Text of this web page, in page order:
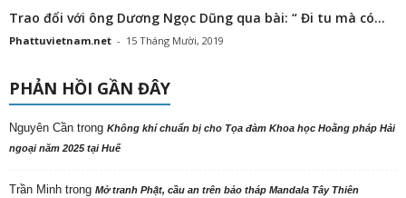
Trao đổi với ông Dương Ngọc Dũng qua bài: “ Đi tu mà có...
Phattuvietnam.net - 15 Tháng Mười, 2019
PHẢN HỒI GẦN ĐÂY
Nguyên Cần trong Không khí chuẩn bị cho Tọa đàm Khoa học Hoằng pháp Hải
ngoại năm 2025 tại Huế
Trần Minh trong Mở tranh Phật, cầu an trên bảo tháp Mandala Tây Thiên